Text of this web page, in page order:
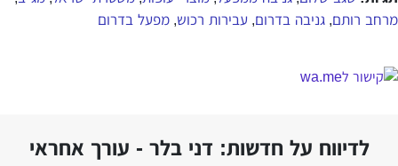
מרחב רותם, גניבה בדרום, עבירות רכוש, מפעל בדרום
לדיווח על חדשות: דני בלר - עורך אחראי